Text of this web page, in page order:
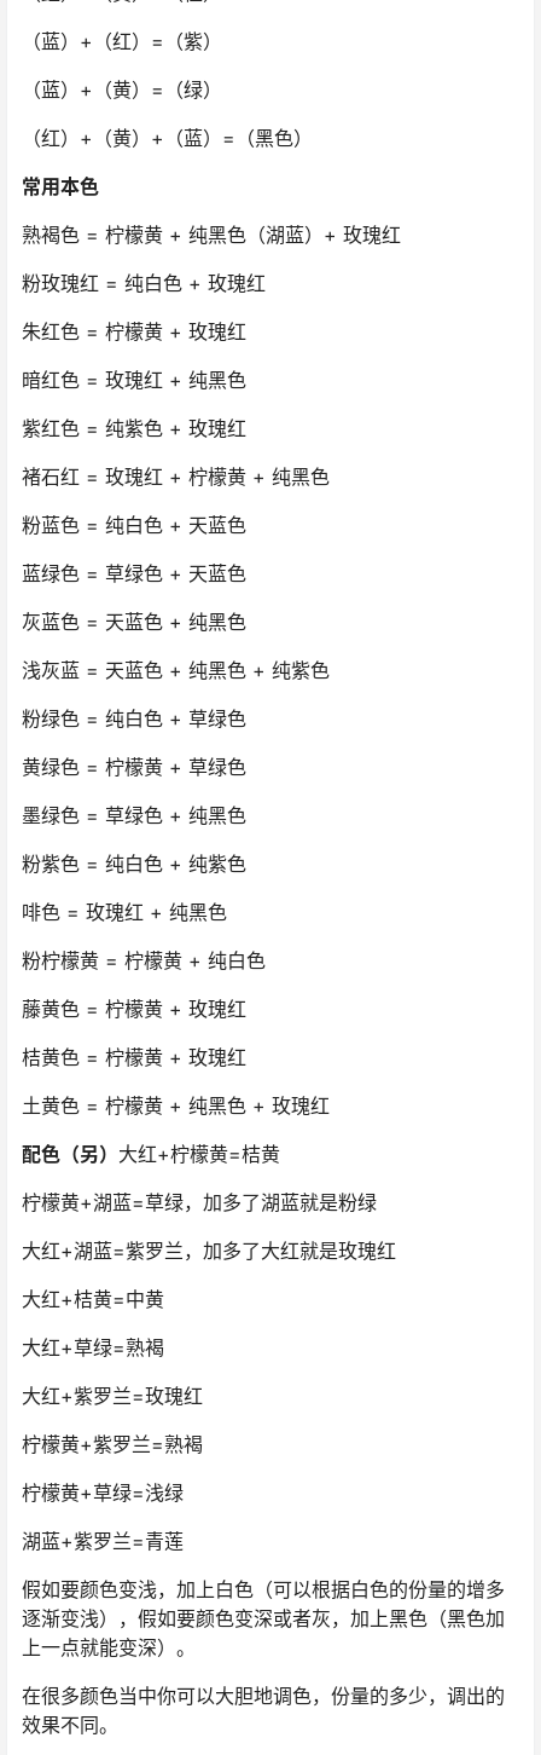
（蓝）+（红）=（紫）
（蓝）+（黄）=（绿）
（红）+（黄）+（蓝）=（黑色）
常用本色
熟褐色 = 柠檬黄 + 纯黑色（湖蓝）+ 玫瑰红
粉玫瑰红 = 纯白色 + 玫瑰红
朱红色 = 柠檬黄 + 玫瑰红
暗红色 = 玫瑰红 + 纯黑色
紫红色 = 纯紫色 + 玫瑰红
褚石红 = 玫瑰红 + 柠檬黄 + 纯黑色
粉蓝色 = 纯白色 + 天蓝色
蓝绿色 = 草绿色 + 天蓝色
灰蓝色 = 天蓝色 + 纯黑色
浅灰蓝 = 天蓝色 + 纯黑色 + 纯紫色
粉绿色 = 纯白色 + 草绿色
黄绿色 = 柠檬黄 + 草绿色
墨绿色 = 草绿色 + 纯黑色
粉紫色 = 纯白色 + 纯紫色
啡色 = 玫瑰红 + 纯黑色
粉柠檬黄 = 柠檬黄 + 纯白色
藤黄色 = 柠檬黄 + 玫瑰红
桔黄色 = 柠檬黄 + 玫瑰红
土黄色 = 柠檬黄 + 纯黑色 + 玫瑰红
配色（另） 大红+柠檬黄=桔黄
柠檬黄+湖蓝=草绿，加多了湖蓝就是粉绿
大红+湖蓝=紫罗兰，加多了大红就是玫瑰红
大红+桔黄=中黄
大红+草绿=熟褐
大红+紫罗兰=玫瑰红
柠檬黄+紫罗兰=熟褐
柠檬黄+草绿=浅绿
湖蓝+紫罗兰=青莲
假如要颜色变浅，加上白色（可以根据白色的份量的增多
逐渐变浅），假如要颜色变深或者灰，加上黑色（黑色加
上一点就能变深）。
在很多颜色当中你可以大胆地调色，份量的多少，调出的
效果不同。